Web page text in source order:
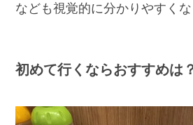
なども視覚的に分かりやすくな
初めて行くならおすすめは